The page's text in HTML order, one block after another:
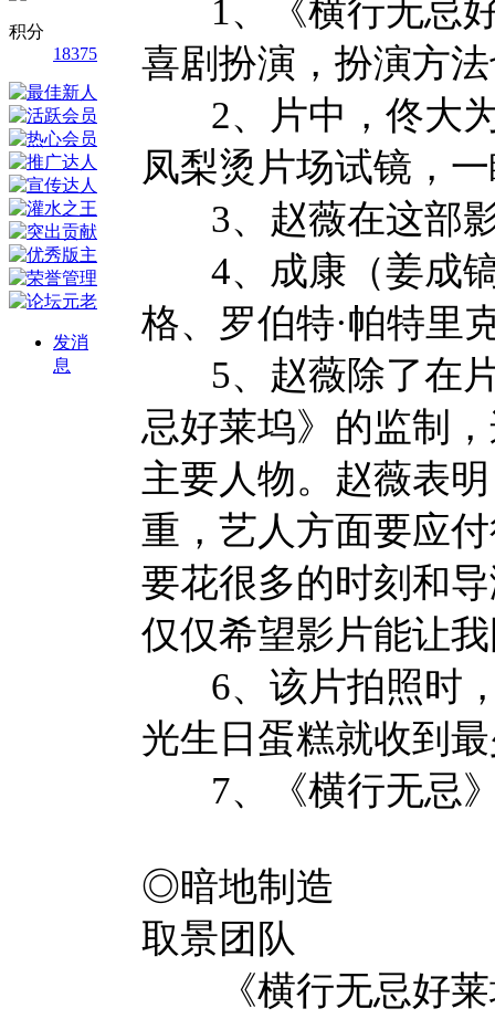
积分
18375
发消
息
1、《横行无忌好
喜剧扮演，扮演方
2、片中，佟大为
凤梨烫片场试镜，
3、赵薇在这部影
4、成康（姜成镐
格、罗伯特·帕特里
5、赵薇除了在片
忌好莱坞》的监制
主要人物。赵薇表
重，艺人方面要应
要花很多的时刻和
仅仅希望影片能让
6、该片拍照时，
光生日蛋糕就收到
7、《横行无忌》
◎暗地制造
取景团队
《横行无忌好莱